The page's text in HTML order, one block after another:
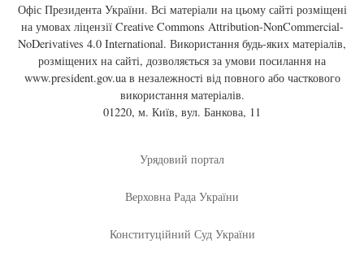
Офіс Президента України. Всі матеріали на цьому сайті розміщені
на умовах ліцензії Creative Commons Attribution-NonCommercial-
NoDerivatives 4.0 International. Використання будь-яких матеріалів,
розміщених на сайті, дозволяється за умови посилання на
www.president.gov.uaв незалежності від повного або часткового
використання матеріалів.
01220, м. Київ, вул. Банкова, 11
Урядовий портал
Верховна Рада України
Конституційний Суд України